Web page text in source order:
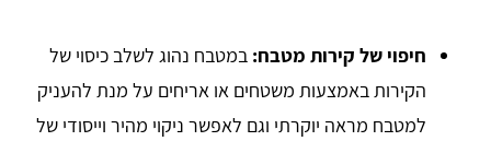
חיפוי של קירות מטבח: במטבח נהוג לשלב כיסוי של
הקירות באמצעות משטחים או אריחים על מנת להעניק
למטבח מראה יוקרתי וגם לאפשר ניקוי מהיר וייסודי של